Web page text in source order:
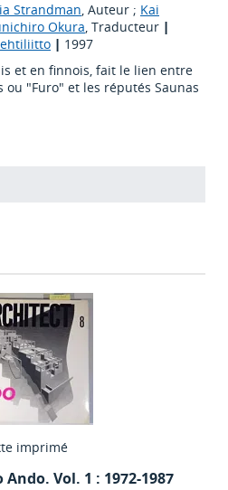
Strandman, Auteur ; Kai
Okura, Traducteur |
| 1997
et en finnois, fait le lien entre
"Furo" et les réputés Saunas
imprimé
Ando. Vol. 1 : 1972-1987